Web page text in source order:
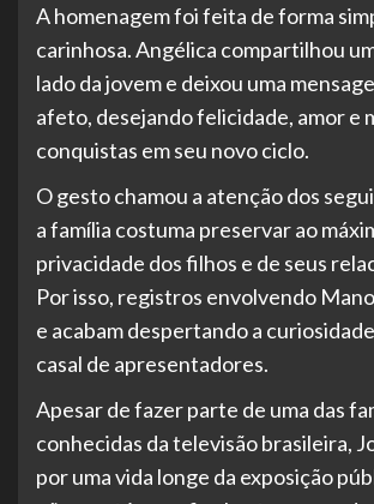
A homenagem foi feita de forma
carinhosa. Angélica compartilhou
lado da jovem e deixou uma
afeto, desejando felicidade, amor e
conquistas em seu novo ciclo.
O gesto chamou a atenção dos
a família costuma preservar ao
privacidade dos filhos e de seus
Por isso, registros envolvendo
e acabam despertando a
casal de apresentadores.
Apesar de fazer parte de uma das
conhecidas da televisão brasileira,
por uma vida longe da exposição